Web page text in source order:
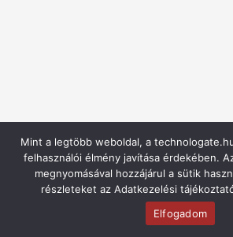
Mint a legtöbb weboldal, a
felhasználói élmény javítása érdekében.
megnyomásával hozzájárul a sütik
részleteket az Adatkezelési
Elfogadom